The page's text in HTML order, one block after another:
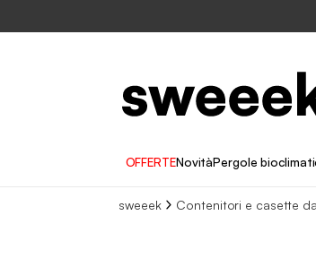
OFFERTENovitàPergole
sweeek Contenitori e casette